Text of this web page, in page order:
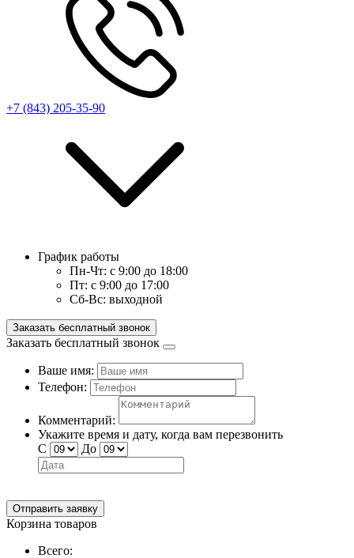
+7 (843) 205-35-90
График работы
Пн-Чт: с 9:00 до 18:00
Пт: с 9:00 до 17:00
Сб-Вс: выходной
Заказать бесплатный звонок
Заказать бесплатный звонок
Ваше имя:
Телефон:
Комментарий:
Укажите время и дату, когда вам перезвонить
С
До
Отправить заявку
Корзина товаров
Всего: